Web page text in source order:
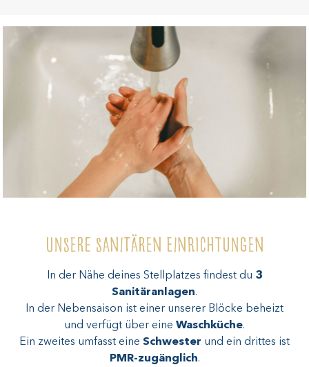
Unsere sanitären Einrichtungen
In der Nähe deines Stellplatzes findest du 3
Sanitäranlagen.
In der Nebensaison ist einer unserer Blöcke beheizt
und verfügt über eine Waschküche.
Ein zweites umfasst eine Schwester und ein drittes ist
PMR-zugänglich.